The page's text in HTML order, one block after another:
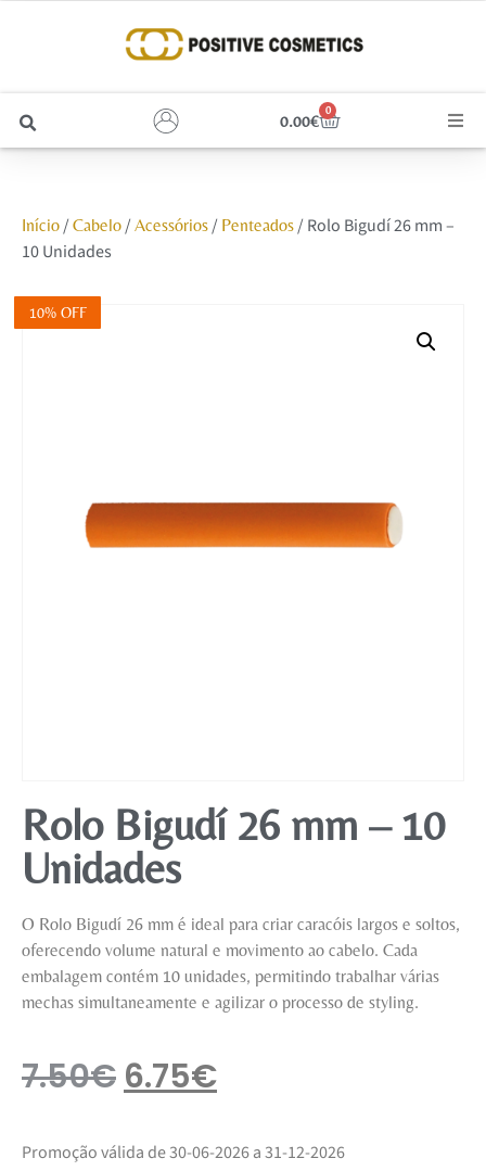
0.00€
0
Unhas
Início/ Cabelo/ Acessórios/ Penteados/ Rolo Bigudí 26 mm –
10 Unidades
10% OFF
Rolo Bigudí 26 mm – 10
Unidades
O Rolo Bigudí 26 mm é ideal para criar caracóis largos e soltos,
oferecendo volume natural e movimento ao cabelo. Cada
embalagem contém 10 unidades, permitindo trabalhar várias
mechas simultaneamente e agilizar o processo de styling.
7.50€ 6.75€
Promoção válida de 30-06-2026 a 31-12-2026